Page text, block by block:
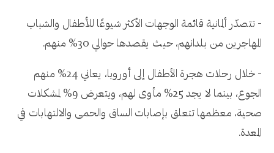
- تتصدّر ألمانية قائمة الوجهات الأكثر شيوعًا للأطفال والشباب
المهاجرين من بلدانهم، حيث يقصدها حوالي 30% منهم.
- خلال رحلات هجرة الأطفال إلى أوروبا، يعاني 24% منهم
الجوع، بينما لا يجد 25% مأوى لهم، ويتعرض 9% لمشكلات
صحية، معظمها تتعلق بإصابات الساق والحمى والالتهابات في
المعدة.